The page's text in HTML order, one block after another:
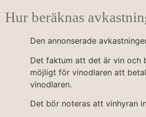
Hur beräknas
Den annonserade
Det faktum att det är vin och
möjligt för vinodlaren att
vinodlaren.
Det bör noteras att vinhyran